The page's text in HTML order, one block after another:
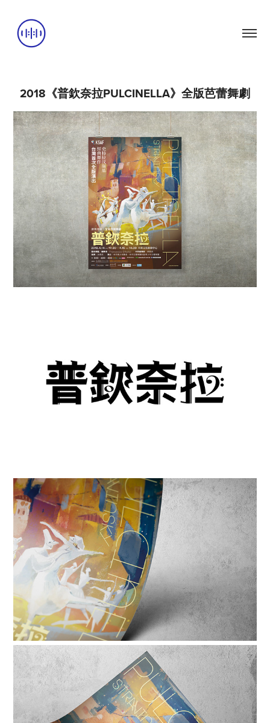
2018《普欽奈拉PULCINELLA》全版芭蕾舞劇